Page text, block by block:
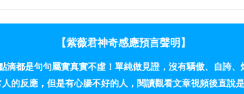
【紫薇君神奇感應預言聲明】
滴都是句句屬實真實不虛！單純做見證，沒有驕傲、自誇
的反應，但是有心腸不好的人，閱讀觀看文章視頻後直說